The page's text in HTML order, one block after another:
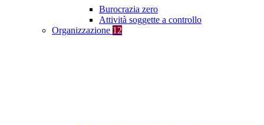
Burocrazia zero
Attività soggette a controllo
Organizzazione 12